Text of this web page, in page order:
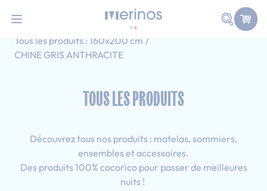
Faire
Accueil
Tous les produits : 14 cm
Tous les produits : 160x200 cm
CHINE GRIS ANTHRACITE
TOUS LES PRODUITS
Découvrez tous nos produits : matelas, sommiers,
ensembles et accessoires.
Des produits 100% cocorico pour passer de meilleures
nuits !